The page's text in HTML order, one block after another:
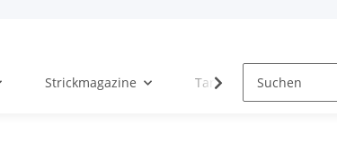
Strickmagazine Tanja Steinbach